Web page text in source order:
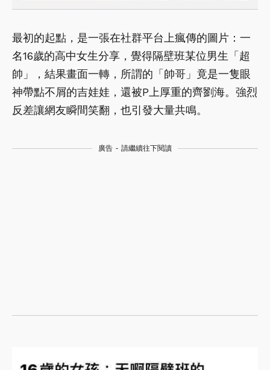
最初的起點，是一張在社群平台上瘋傳的圖片：一
名16歲的高中女生分享，覺得隔壁班某位男生「超
帥」，結果畫面一轉，所謂的「帥哥」竟是一隻眼
神帶點不屑的吉娃娃，還被P上厚重的齊劉海。強烈
反差讓網友瞬間笑翻，也引發大量共鳴。
廣告 - 請繼續往下閱讀